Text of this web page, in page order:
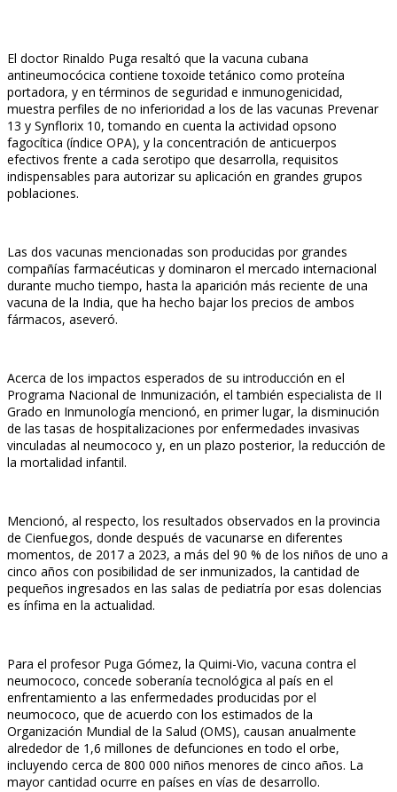
El doctor Rinaldo Puga resaltó que la vacuna cubana
antineumocócica contiene toxoide tetánico como proteína
portadora, y en términos de seguridad e inmunogenicidad,
muestra perfiles de no inferioridad a los de las vacunas Prevenar
13 y Synflorix 10, tomando en cuenta la actividad opsono
fagocítica (índice OPA), y la concentración de anticuerpos
efectivos frente a cada serotipo que desarrolla, requisitos
indispensables para autorizar su aplicación en grandes grupos
poblaciones.
Las dos vacunas mencionadas son producidas por grandes
compañías farmacéuticas y dominaron el mercado internacional
durante mucho tiempo, hasta la aparición más reciente de una
vacuna de la India, que ha hecho bajar los precios de ambos
fármacos, aseveró.
Acerca de los impactos esperados de su introducción en el
Programa Nacional de Inmunización, el también especialista de II
Grado en Inmunología mencionó, en primer lugar, la disminución
de las tasas de hospitalizaciones por enfermedades invasivas
vinculadas al neumococo y, en un plazo posterior, la reducción de
la mortalidad infantil.
Mencionó, al respecto, los resultados observados en la provincia
de Cienfuegos, donde después de vacunarse en diferentes
momentos, de 2017 a 2023, a más del 90 % de los niños de uno a
cinco años con posibilidad de ser inmunizados, la cantidad de
pequeños ingresados en las salas de pediatría por esas dolencias
es ínfima en la actualidad.
Para el profesor Puga Gómez, la Quimi-Vio, vacuna contra el
neumococo, concede soberanía tecnológica al país en el
enfrentamiento a las enfermedades producidas por el
neumococo, que de acuerdo con los estimados de la
Organización Mundial de la Salud (OMS), causan anualmente
alrededor de 1,6 millones de defunciones en todo el orbe,
incluyendo cerca de 800 000 niños menores de cinco años. La
mayor cantidad ocurre en países en vías de desarrollo.